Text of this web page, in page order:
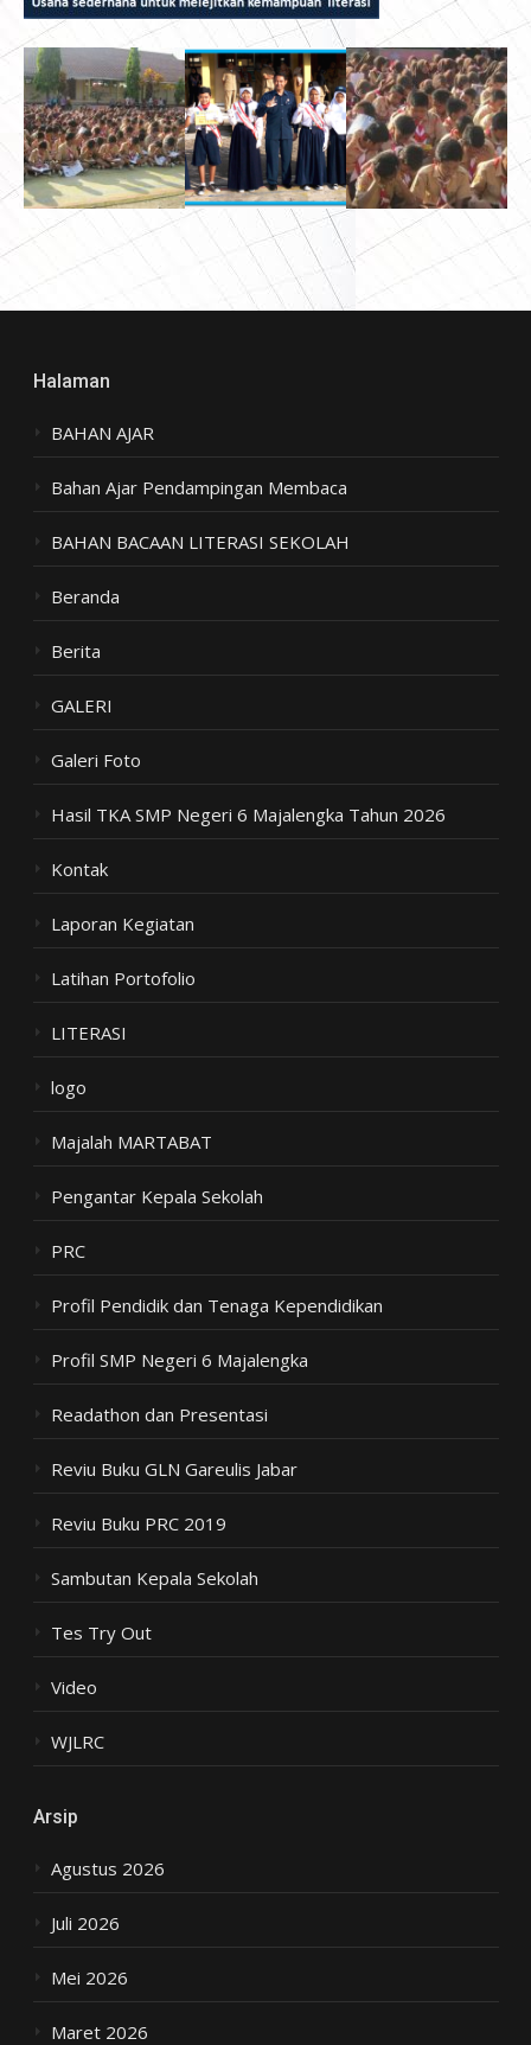
Halaman
BAHAN AJAR
Bahan Ajar Pendampingan Membaca
BAHAN BACAAN LITERASI SEKOLAH
Beranda
Berita
GALERI
Galeri Foto
Hasil TKA SMP Negeri 6 Majalengka Tahun 2026
Kontak
Laporan Kegiatan
Latihan Portofolio
LITERASI
logo
Majalah MARTABAT
Pengantar Kepala Sekolah
PRC
Profil Pendidik dan Tenaga Kependidikan
Profil SMP Negeri 6 Majalengka
Readathon dan Presentasi
Reviu Buku GLN Gareulis Jabar
Reviu Buku PRC 2019
Sambutan Kepala Sekolah
Tes Try Out
Video
WJLRC
Arsip
Agustus 2026
Juli 2026
Mei 2026
Maret 2026